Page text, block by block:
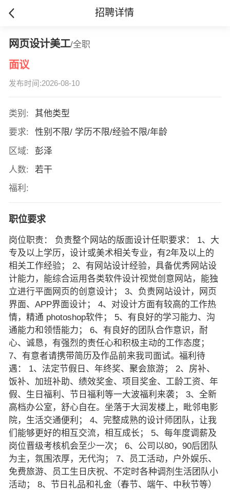
招聘详情
网页设计美工/全职
面议
发布时间:2026-08-10
类别:
其他类型
要求:
性别不限/ 学历不限/经验不限/年龄
区域:
彭泽
人数:
若干
福利:
职位要求
岗位职责： 负责整个网站的版面设计任职要求： 1、大
专及以上学历，设计或美术相关专业，有2年及以上的
相关工作经验； 2、有网站设计经验，具备优秀网站设
计能力，能综合运用各类软件设计视觉创意网站，能独
立进行平面网页的创意设计； 3、负责网站设计，网页
界面、APP界面设计； 4、对设计方面有较高的工作热
情，精通 photoshop软件； 5、有良好的学习能力、沟
通能力和领悟能力； 6、有良好的团队合作意识，耐
心、诚恳，有强烈的责任心和积极主动的工作态度；
7、有意者请携带简历及作品前来我司面试。福利待
遇： 1、法定节假日、年终奖、聚会旅游； 2、房补、
饭补、加班补助、绩效奖金、项目奖金、工龄工资、年
假、生日福利、节日福利等一大波福利来袭； 3、全新
高档办公室，舒心自在。坐落于大润发楼上，毗邻电影
院，生活交通便利； 4、完整成熟的设计师团队，让我
们能够更好的相互交流，相互成长； 5、每年度调薪及
岗位晋级考核机会至少一次； 6、公司以80，90后团队
为主，氛围浓厚，无代沟； 7、员工活动，户外娱乐、
免费旅游、员工生日庆祝、不定时各种调剂生活团队小
活动； 8、节日礼品和礼金（春节、端午、中秋节等）